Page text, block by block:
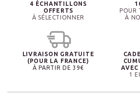
4 ÉCHANTILLONS
OFFERTS
À SÉLECTIONNER
POUR
À
LIVRAISON GRATUITE
(POUR LA FRANCE)
À PARTIR DE 39€
AVEC
1